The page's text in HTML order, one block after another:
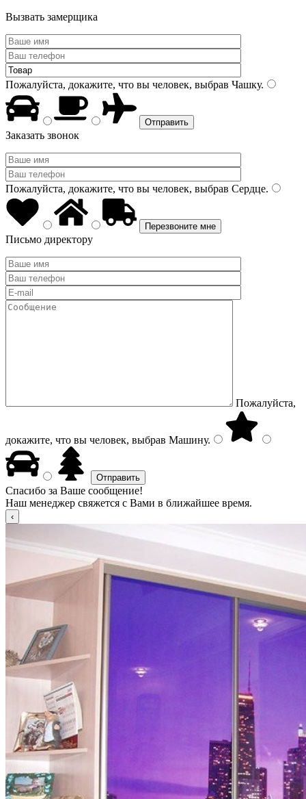
Вызвать замерщика
Пожалуйста, докажите, что вы человек, выбрав Чашку.
Заказать звонок
Пожалуйста, докажите, что вы человек, выбрав Сердце.
Письмо директору
Пожалуйста,
докажите, что вы человек, выбрав Машину.
Спасибо за Ваше сообщение!
Наш менеджер свяжется с Вами в ближайшее время.